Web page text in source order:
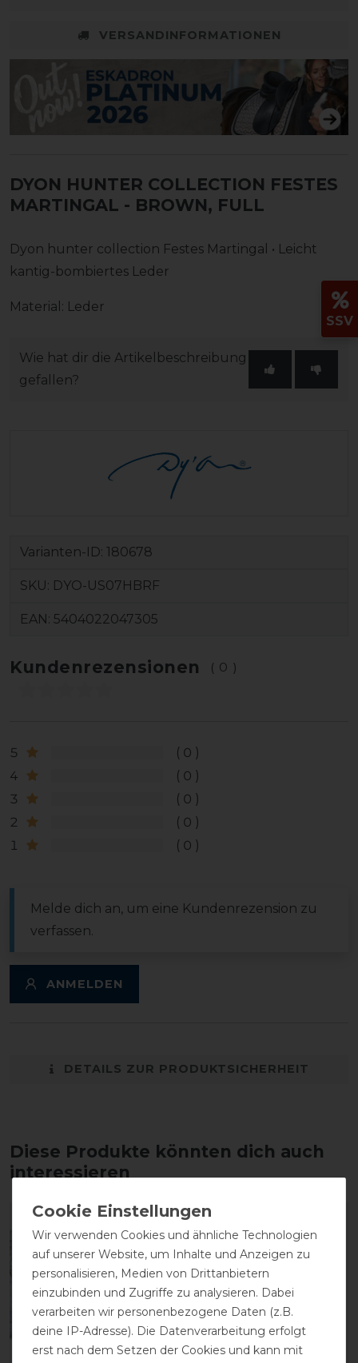
VERSANDINFORMATIONEN
DYON HUNTER COLLECTION FESTES
MARTINGAL - BROWN, FULL
Dyon hunter collection Festes Martingal • Leicht
kantig-bombiertes Leder
Material: Leder
Wie hat dir die Artikelbeschreibung
gefallen?
Varianten-ID: 180678
SKU: DYO-US07HBRF
EAN: 5404022047305
Kundenrezensionen (0)
5
0
4
0
3
0
2
0
1
0
Melde dich an, um eine Kundenrezension zu
verfassen.
ANMELDEN
DETAILS ZUR PRODUKTSICHERHEIT
Diese Produkte könnten dich auch
interessieren
SSV
Wir verwenden Cookies und ähnliche Technologien
auf unserer Website, um Inhalte und Anzeigen zu
personalisieren, Medien von Drittanbietern
einzubinden und Zugriffe zu analysieren. Dabei
verarbeiten wir personenbezogene Daten (z.B.
deine IP-Adresse). Die Datenverarbeitung erfolgt
erst nach dem Setzen der Cookies und kann mit